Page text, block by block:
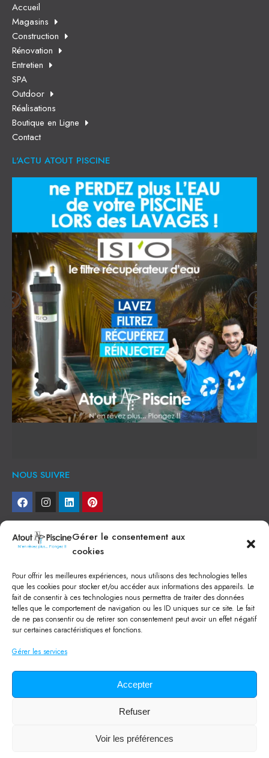
Gérer le consentement aux
cookies
Pour offrir les meilleures expériences, nous utilisons des technologies telles
que les cookies pour stocker et/ou accéder aux informations des appareils. Le
fait de consentir à ces technologies nous permettra de traiter des données
telles que le comportement de navigation ou les ID uniques sur ce site. Le fait
de ne pas consentir ou de retirer son consentement peut avoir un effet négatif
sur certaines caractéristiques et fonctions.
Gérer les services
Accepter
Refuser
Voir les préférences
Accueil
Magasins
Construction
Rénovation
Entretien
SPA
Outdoor
Réalisations
Boutique en Ligne
Contact
L'ACTU ATOUT PISCINE
NOUS SUIVRE
NEWSLETTER
Je veux recevoir toute l'actu
NOS SERVICES
Construction de piscine béton à Narbonne
Piscine coque à Narbonne
Acheter SPA à Narbonne
Pisciniste Narbonne
Mini piscine
Location machine avec chauffeur
Atout Piscine
Mentions légales/Politique de confidentialité